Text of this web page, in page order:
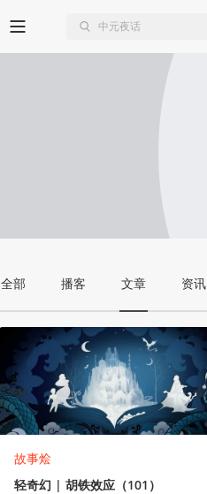
全部 播客 文章 资讯
故事烩
轻奇幻 | 胡铁效应（101）